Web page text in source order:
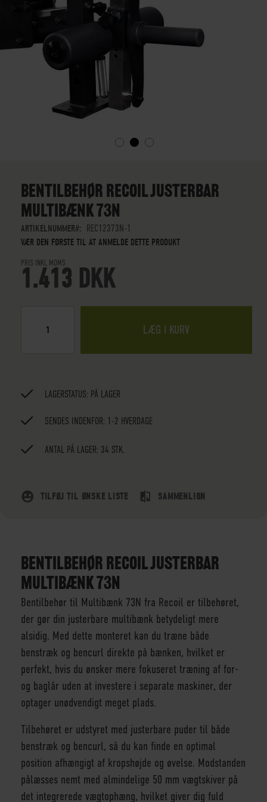
BILLEDGALLERIET
BENTILBEHØR RECOIL JUSTERBAR
MULTIBÆNK 73N
ARTIKELNUMMER
REC12373N-1
VÆR DEN FØRSTE TIL AT ANMELDE DETTE PRODUKT
PRIS INKL.MOMS
1.413 DKK
LÆG I KURV
LAGERSTATUS: PÅ LAGER
SENDES INDENFOR: 1-2 HVERDAGE
ANTAL PÅ LAGER: 34 STK.
TILFØJ TIL ØNSKE LISTE SAMMENLIGN
BENTILBEHØR RECOIL JUSTERBAR
MULTIBÆNK 73N
Bentilbehør til Multibænk 73N fra Recoil er tilbehøret,
der gør din justerbare multibænk betydeligt mere
alsidig. Med dette monteret kan du træne både
benstræk og bencurl direkte på bænken, hvilket er
perfekt, hvis du ønsker mere fokuseret træning af for-
og baglår uden at investere i separate maskiner, der
optager unødvendigt meget plads.
Tilbehøret er udstyret med justerbare puder til både
benstræk og bencurl, så du kan finde en optimal
position afhængigt af kropshøjde og øvelse. Modstanden
pålæsses nemt med almindelige 50 mm vægtskiver på
det integrerede vægtophæng, hvilket giver dig fuld